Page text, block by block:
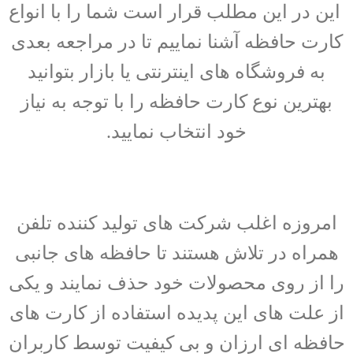
این در این مطلب قرار است شما را با انواع
کارت حافظه آشنا نماییم تا در مراجعه بعدی
به فروشگاه های اینترنتی یا بازار بتوانید
بهترین نوع کارت حافظه را با توجه به نیاز
خود انتخاب نمایید.
امروزه اغلب شرکت های تولید کننده تلفن
همراه در تلاش هستند تا حافظه های جانبی
را از روی محصولات خود حذف نمایند و یکی
از علت های این پدیده استفاده از کارت های
حافظه ای ارزان و بی کیفیت توسط کاربران